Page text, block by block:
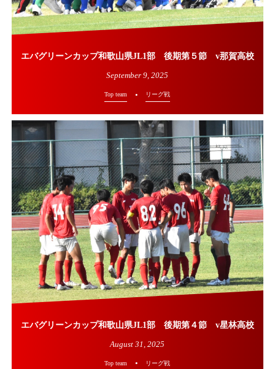
エバグリーンカップ和歌山県JL1部 後期第５節 v那賀高校
September 9,2025
Top team リーグ戦
エバグリーンカップ和歌山県JL1部 後期第４節 v星林高校
August 31 ,2025
Top team リーグ戦